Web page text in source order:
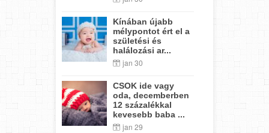
Kínában újabb
mélypontot ért el a
születési és
halálozási ar...
jan 30
CSOK ide vagy
oda, decemberben
12 százalékkal
kevesebb baba ...
jan 29